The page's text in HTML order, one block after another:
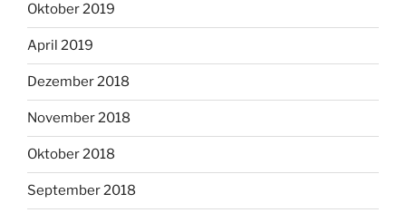
Oktober 2019
April 2019
Dezember 2018
November 2018
Oktober 2018
September 2018